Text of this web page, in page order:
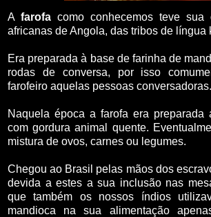
A farofa como conhecemos teve sua
africanas de Angola, das tribos de língua
Era preparada à base de farinha de
rodas de conversa, por isso
farofeiro aquelas pessoas conversadoras.
Naquela época a farofa era preparada
com gordura animal quente.
mistura de ovos, carnes ou legumes.
Chegou ao Brasil pelas mãos dos
devida a estes a sua inclusão nas
que também os nossos índios
mandioca na sua alimentação